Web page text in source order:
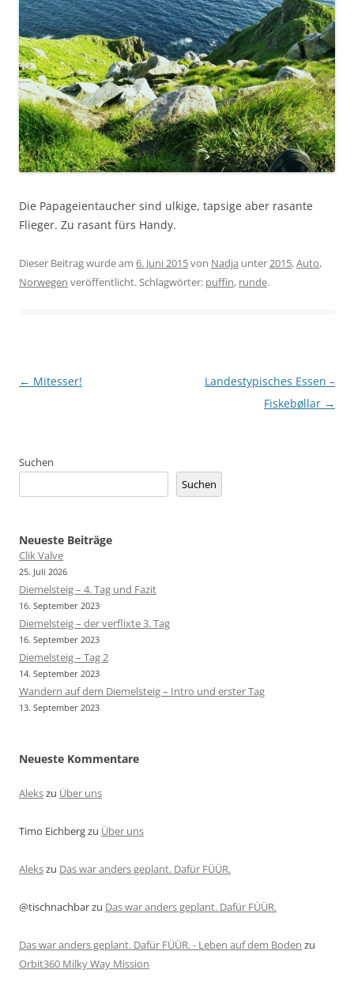
Die Papageientaucher sind ulkige, tapsige aber rasante
Flieger. Zu rasant fürs Handy.
Dieser Beitrag wurde am 6. Juni 2015von Nadja unter2015,Auto,
Norwegen veröffentlicht. Schlagwörter: puffin, runde.
Beitragsnavigation
← Mitesser!
Landestypisches Essen –
Fiskebøllar →
Suchen
Suchen
Neueste Beiträge
Clik Valve
25. Juli 2026
Diemelsteig – 4. Tag und Fazit
16. September 2023
Diemelsteig – der verflixte 3. Tag
16. September 2023
Diemelsteig – Tag 2
14. September 2023
Wandern auf dem Diemelsteig – Intro und erster Tag
13. September 2023
Neueste Kommentare
Alekszu Über uns
Timo Eichbergzu Über uns
Alekszu Das war anders geplant. Dafür FÜÜR.
@tischnachbarzu Das war anders geplant. Dafür FÜÜR.
Das war anders geplant. Dafür FÜÜR. - Leben auf dem Boden zu
Orbit360 Milky Way Mission